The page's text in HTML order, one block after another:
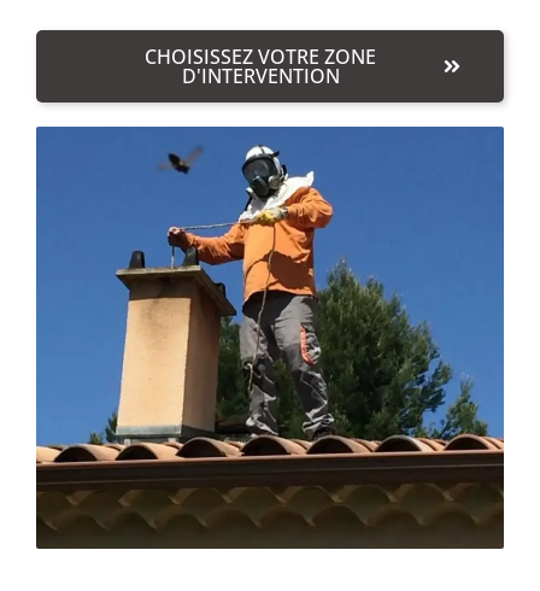
CHOISISSEZ VOTRE ZONE
D'INTERVENTION